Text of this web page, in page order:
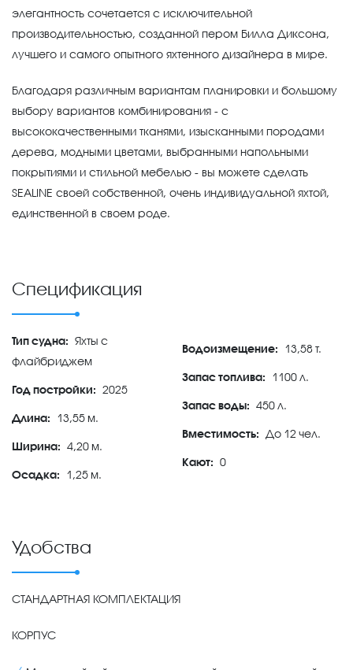
элегантность сочетается с исключительной
производительностью, созданной пером Билла Диксона,
лучшего и самого опытного яхтенного дизайнера в мире.
Благодаря различным вариантам планировки и большому
выбору вариантов комбинирования - с
высококачественными тканями, изысканными породами
дерева, модными цветами, выбранными напольными
покрытиями и стильной мебелью - вы можете сделать
SEALINE своей собственной, очень индивидуальной яхтой,
единственной в своем роде.
Спецификация
Тип судна: Яхты с
флайбриджем
Год постройки: 2025
Длина: 13,55 м.
Ширина: 4,20 м.
Осадка: 1,25 м.
Водоизмещение: 13,58 т.
Запас топлива: 1100 л.
Запас воды: 450 л.
Вместимость: До 12 чел.
Кают: 0
Удобства
СТАНДАРТНАЯ КОМПЛЕКТАЦИЯ
КОРПУС